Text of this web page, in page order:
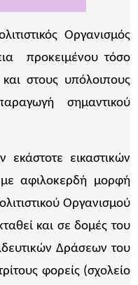
Οργανισμός
προκειμένου τόσο
στους υπόλοιπους
σημαντικού
εικαστικών
αφιλοκερδή μορφή
Οργανισμού
και σε δομές του
Δράσεων του
φορείς (σχολείο